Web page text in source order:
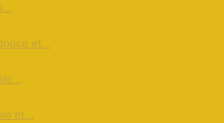
et...
et...